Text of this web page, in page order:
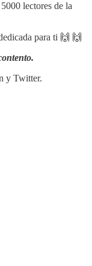
lectores de la
para ti 🙌 🙌
y Twitter.